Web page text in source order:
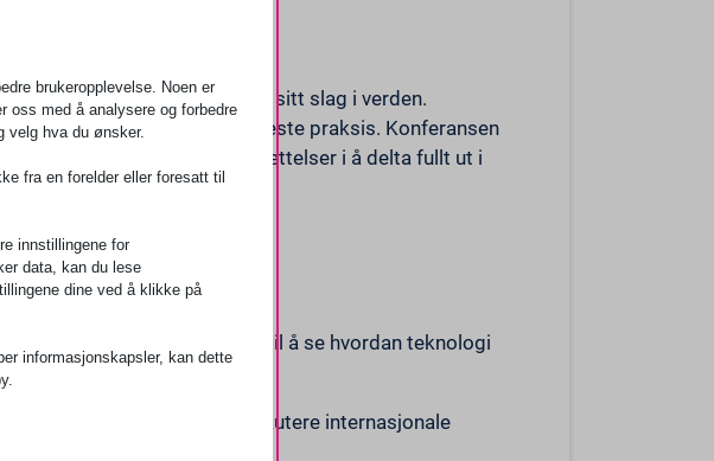
og er den største i sitt slag i verden.
kan dele kunnskap og beste praksis. Konferansen
med funksjonsnedsettelser i å delta fullt ut i
2027 gir en unik mulighet til å se hvordan teknologi
fra hele verden for å diskutere internasjonale
standarder.
brukeropplevelse. Noen er
oss med å analysere og forbedre
velg hva du ønsker.
fra en forelder eller foresatt til
innstillingene for
data, kan du lese
dine ved å klikke på
informasjonskapsler, kan dette